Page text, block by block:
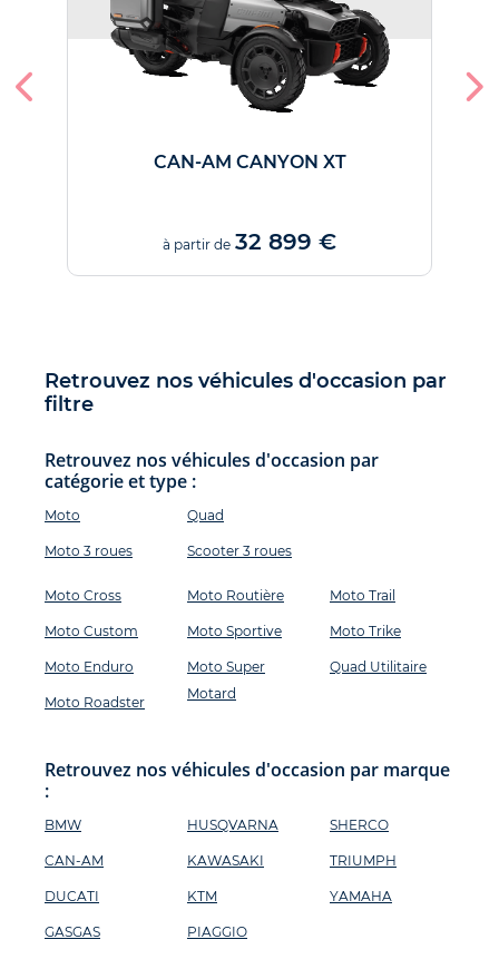
CAN-AM CANYON XT
à partir de 32 899 €
Retrouvez nos véhicules d'occasion par
filtre
Retrouvez nos véhicules d'occasion par
catégorie et type :
Moto
Moto 3 roues
Quad
Scooter 3 roues
Moto Cross
Moto Custom
Moto Enduro
Moto Roadster
Moto Routière
Moto Sportive
Moto Super
Motard
Moto Trail
Moto Trike
Quad Utilitaire
Retrouvez nos véhicules d'occasion par marque
:
BMW
CAN-AM
DUCATI
GASGAS
HUSQVARNA
KAWASAKI
KTM
PIAGGIO
SHERCO
TRIUMPH
YAMAHA